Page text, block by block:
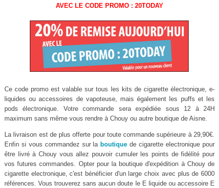
AVEC LE CODE PROMO : 20TODAY
Ce code promo est valable sur tous les kits de cigarette électronique, e-
liquides ou accessoires de vapoteuse, mais également les puffs et les
pods électronique. Votre commande sera expédiée sous 12 à 24H
maximum sans même vous rendre à Chouy ou autre boutique de Aisne.
La livraison est de plus offerte pour toute commande supérieure à 29,90€.
Enfin si vous commandez sur la boutique de cigarette electronique pour
être livré à Chouy vous allez pouvoir cumuler les points de fidélité pour
vos futures commandes. Opter pour la boutique d'expédition à Chouy de
cigarette electronique, c'est bénéficier d'un large choix avec plus de 6000
références. Vous trouverez sans aucun doute le E liquide ou accessoire E